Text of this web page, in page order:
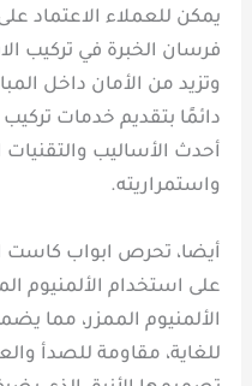
يمكن للعملاء الاعتماد
فرسان الخبرة في تركيب
وتزيد من الأمان داخل
دائمًا بتقديم خدمات
أحدث الأساليب
واستمراريته.
أيضا، تحرص ابواب كاست
على استخدام الألمنيوم
الألمنيوم الممزر، مما
للغاية، مقاومة للصدأ